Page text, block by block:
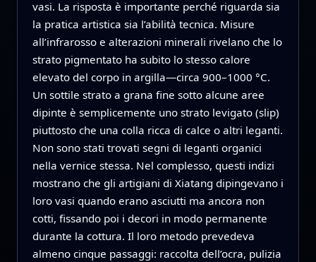
vasi. La risposta è importante perché riguarda sia
la pratica artistica sia l’abilità tecnica. Misure
all’infrarosso e alterazioni minerali rivelano che lo
strato pigmentato ha subito lo stesso calore
elevato del corpo in argilla—circa 900–1000 °C.
Un sottile strato a grana fine sotto alcune aree
dipinte è semplicemente uno strato levigato (slip)
piuttosto che una colla ricca di calce o altri leganti.
Non sono stati trovati segni di leganti organici
nella vernice stessa. Nel complesso, questi indizi
mostrano che gli artigiani di Xiatang dipingevano i
loro vasi quando erano asciutti ma ancora non
cotti, fissando poi i decori in modo permanente
durante la cottura. Il loro metodo prevedeva
almeno cinque passaggi: raccolta dell’ocra, pulizia